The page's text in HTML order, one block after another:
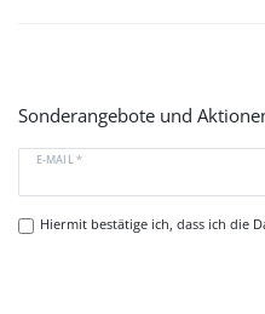
Sonderangebote und
E-MAIL *
Hiermit bestätige ich, dass ich die